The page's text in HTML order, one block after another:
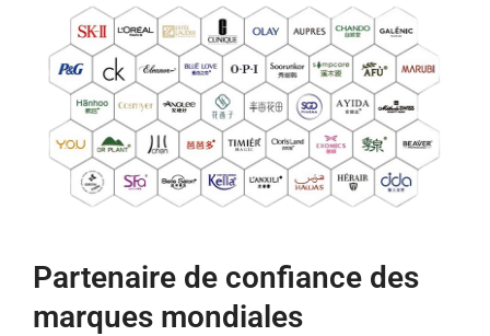
Partenaire de confiance des
marques mondiales